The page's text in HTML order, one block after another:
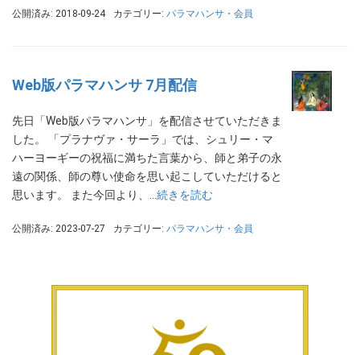
公開済み: 2018-09-24 カテゴリー: パラマハンサ・会員
Web版パラマハンサ 7月配信
先日「Web版パラマハンサ」を配信させていただきま
した。 「プラナヴァ・サーラ」では、シュリー・マ
ハーヨーギーの祝福に満ちた言葉から、師と弟子の永
遠の関係、師の尊い使命を思い起こしていただけると
思います。 また今回より、… 続きを読む
公開済み: 2023-07-27 カテゴリー: パラマハンサ・会員